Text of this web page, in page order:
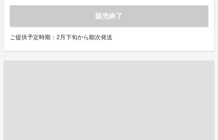
販売終了
ご提供予定時期：2月下旬から順次発送